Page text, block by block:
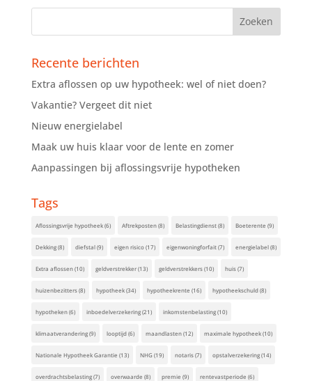
Recente berichten
Extra aflossen op uw hypotheek: wel of niet doen?
Vakantie? Vergeet dit niet
Nieuw energielabel
Maak uw huis klaar voor de lente en zomer
Aanpassingen bij aflossingsvrije hypotheken
Tags
Aflossingsvrije hypotheek(6) Aftrekposten(8) Belastingdienst(8) Boeterente (9)
Dekking(8) diefstal(9) eigen risico(17) eigenwoningforfait(7) energielabel(8)
Extra aflossen(10) geldverstrekker(13) geldverstrekkers(10) huis(7)
huizenbezitters(8) hypotheek(34) hypotheekrente (16) hypotheekschuld(8)
hypotheken(6) inboedelverzekering(21) inkomstenbelasting(10)
klimaatverandering(9) looptijd(6) maandlasten(12) maximale hypotheek(10)
Nationale Hypotheek Garantie (13) NHG(19) notaris(7) opstalverzekering(14)
overdrachtsbelasting(7) overwaarde (8) premie (9) rentevastperiode (6)